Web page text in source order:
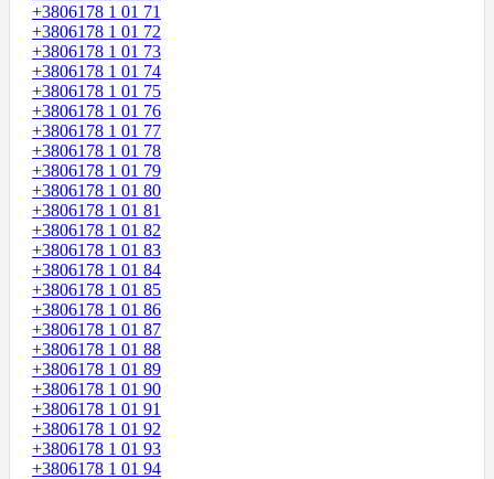
+3806178 1 01 71
+3806178 1 01 72
+3806178 1 01 73
+3806178 1 01 74
+3806178 1 01 75
+3806178 1 01 76
+3806178 1 01 77
+3806178 1 01 78
+3806178 1 01 79
+3806178 1 01 80
+3806178 1 01 81
+3806178 1 01 82
+3806178 1 01 83
+3806178 1 01 84
+3806178 1 01 85
+3806178 1 01 86
+3806178 1 01 87
+3806178 1 01 88
+3806178 1 01 89
+3806178 1 01 90
+3806178 1 01 91
+3806178 1 01 92
+3806178 1 01 93
+3806178 1 01 94